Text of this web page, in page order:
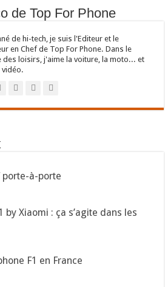
de Top For Phone
de hi-tech, je suis l'Editeur et le
en Chef de Top For Phone. Dans le
des loisirs, j'aime la voiture, la moto... et
vidéo.
porte-à-porte
by Xiaomi : ça s’agite dans les
F1 en France